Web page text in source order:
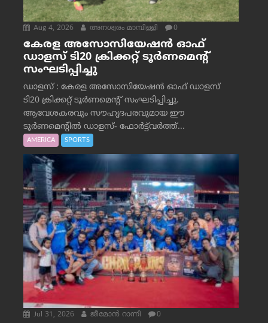
Aug 4, 2026 അനശ്വരം മാമ്പിള്ളി 0
കേരള അസോസിയേഷൻ ഓഫ്
ഡാളസ് ടി20 ക്രിക്കറ്റ് ടൂർണമെന്റ്
സംഘടിപ്പിച്ചു
ഡാളസ് : കേരള അസോസിയേഷൻ ഓഫ് ഡാളസ്
ടി20 ക്രിക്കറ്റ് ടൂർണമെന്റ് സംഘടിപ്പിച്ചു.
ആവേശകരവും സൗഹൃദപരവുമായ ഈ
ടൂർണമെന്റിൽ ഡാളസ്- ഫോർട്ട്‌വര്‍ത്ത്...
AMERICA SPORTS
Jul 31, 2026 ജീമോന്‍ റാന്നി 0